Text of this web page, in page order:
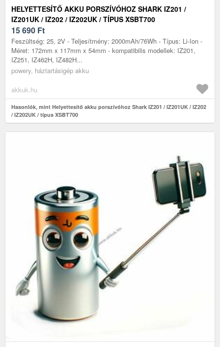
HELYETTESÍTŐ AKKU PORSZÍVÓHOZ SHARK IZ201 /
IZ201UK / IZ202 / IZ202UK / TÍPUS XSBT700
15 690 Ft
Feszültség: 25, 2V - Teljesítmény: 2000mAh/76Wh - Típus: Li-Ion -
Méret: 172mm x 117mm x 54mm - kompatibilis modellek: IZ201,
IZ251, IZ462H, IZ482H...
powery, háztartásigép akku
akkuk.hu
Hasonlók, mint Helyettesítő akku porszívóhoz Shark IZ201 / IZ201UK / IZ202
/ IZ202UK / típus XSBT700